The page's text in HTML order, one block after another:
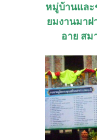
หมู่บ้านและ
ยมงานมาฝ
อาย ส